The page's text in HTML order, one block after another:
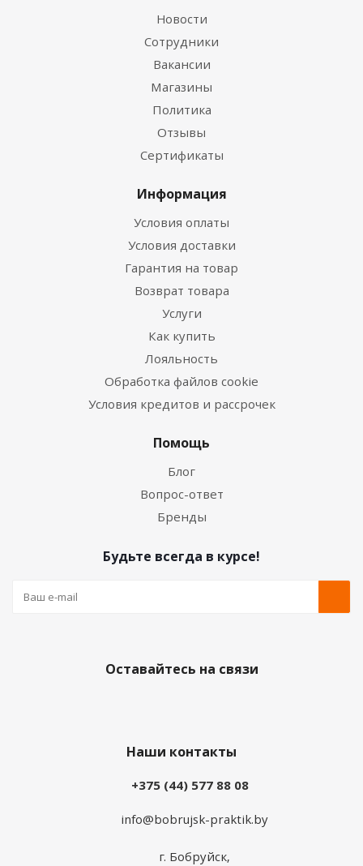
Новости
Сотрудники
Вакансии
Магазины
Политика
Отзывы
Сертификаты
Информация
Условия оплаты
Условия доставки
Гарантия на товар
Возврат товара
Услуги
Как купить
Лояльность
Обработка файлов cookie
Условия кредитов и рассрочек
Помощь
Блог
Вопрос-ответ
Бренды
Будьте всегда в курсе!
Оставайтесь на связи
Наши контакты
+375 (44) 577 88 08
info@bobrujsk-praktik.by
г. Бобруйск,